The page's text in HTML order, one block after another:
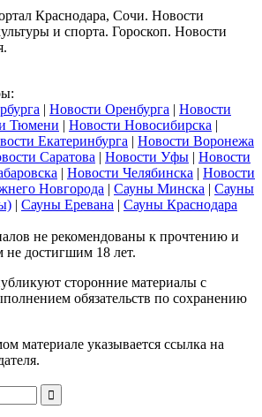
Краснодара, Сочи. Новости
и спорта. Гороскоп. Новости
| Новости Оренбурга | Новости
Тюмени | Новости Новосибирска |
Екатеринбурга | Новости Воронежа
Саратова | Новости Уфы | Новости
| Новости Челябинска | Новости
Новгорода | Сауны Минска | Сауны
| Сауны Еревана | Сауны Краснодара
не рекомендованы к прочтению и
достигшим 18 лет.
сторонние материалы с
обязательств по сохранению
материале указывается ссылка на